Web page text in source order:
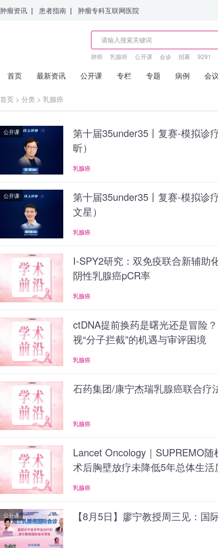
肿瘤资讯 | 患者指南 | 肿瘤专科互联网医院
肺癌 乳腺癌 公开课 会诊 招募 9291
首页 最新资讯 公开课 专栏 专题 病例 会
首页 > 分类 > 乳腺癌
第十届35under35丨复赛-模拟诊
昕）
乳腺癌
公开课
第十届35under35丨复赛-模拟诊
文星）
乳腺癌
公开课
I-SPY2研究：双免疫联合新辅助
阴性乳腺癌pCR率
乳腺癌
ctDNA提前换药是曙光还是冒险
视“分子拦截”的机遇与审评困境
乳腺癌
石药集团/康宁杰瑞乳腺癌联合疗
乳腺癌
Lancet Oncology｜SUPREMO
术后胸壁放疗未降低5年总体生活
乳腺癌
【8月5日】廖宁教授周三见：国
公开课